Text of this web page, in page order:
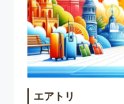
エアトリ